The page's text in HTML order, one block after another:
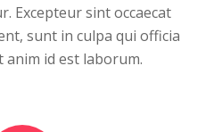
Excepteur sint occaecat
sunt in culpa qui officia
id est laborum.